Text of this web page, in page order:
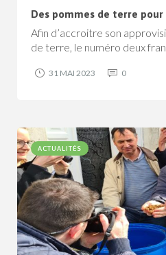
Des pommes de terre pour
Afin d’accroitre son
de terre, le numéro deux
31 MAI 2023 0
ACTUALITÉS